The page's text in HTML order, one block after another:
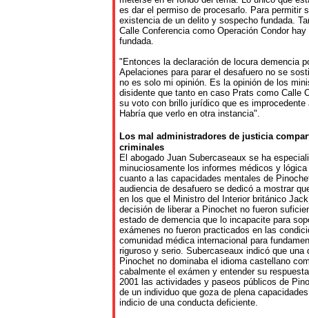
es dar el permiso de procesarlo. Para permitir
existencia de un delito y sospecho fundada.
Calle Conferencia como Operación Condor
fundada.
"Entonces la declaración de locura demencia
Apelaciones para parar el desafuero no se
no es solo mi opinión. Es la opinión de los
disidente que tanto en caso Prats como Calle
su voto con brillo jurídico que es
Habría que verlo en otra instancia".
Los mal administradores de justicia
criminales
El abogado Juan Subercaseaux se ha
minuciosamente los informes médicos y
cuanto a las capacidades mentales de
audiencia de desafuero se dedicó a mostrar
en los que el Ministro del Interior británico
decisión de liberar a Pinochet no fueron
estado de demencia que lo incapacite para
exámenes no fueron practicados en las
comunidad médica internacional para
riguroso y serio. Subercaseaux indicó que una
Pinochet no dominaba el idioma castellano
cabalmente el exámen y entender su
2001 las actividades y paseos públicos de
de un individuo que goza de plena
indicio de una conducta deficiente.